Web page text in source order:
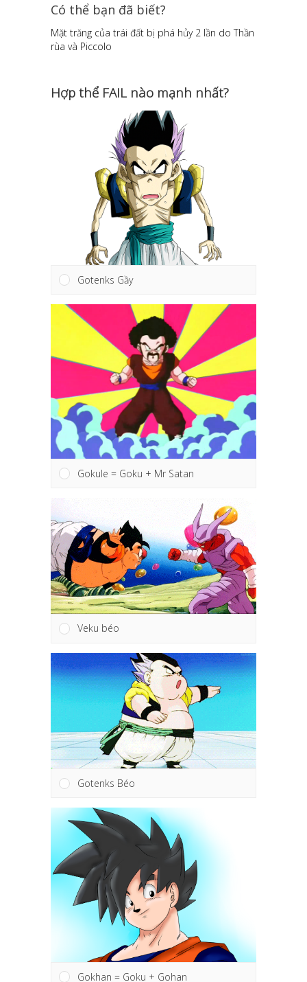
Có thể bạn đã biết?
Jaco chỉ có thể ăn sữa và phô mai từ Trái đất vì
chúng là những thực phẩm gần nhất với những
Hợp thể FAIL nào mạnh nhất?